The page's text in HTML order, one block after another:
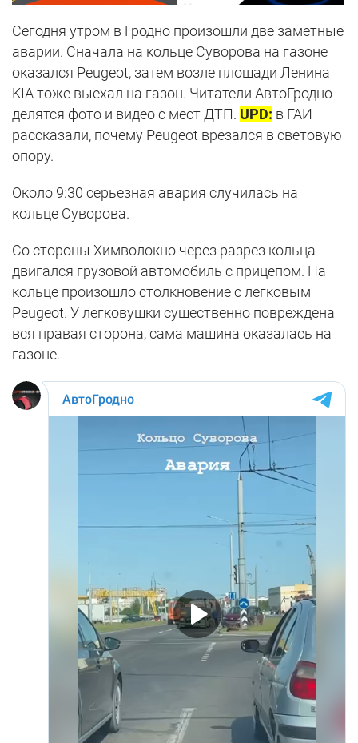
Сегодня утром в Гродно произошли две заметные
аварии. Сначала на кольце Суворова на газоне
оказался Peugeot, затем возле площади Ленина
KIA тоже выехал на газон. Читатели АвтоГродно
делятся фото и видео с мест ДТП. UPD: в ГАИ
рассказали, почему Peugeot врезался в световую
опору.
Около 9:30 серьезная авария случилась на
кольце Суворова.
Со стороны Химволокно через разрез кольца
двигался грузовой автомобиль с прицепом. На
кольце произошло столкновение с легковым
Peugeot. У легковушки существенно повреждена
вся правая сторона, сама машина оказалась на
газоне.